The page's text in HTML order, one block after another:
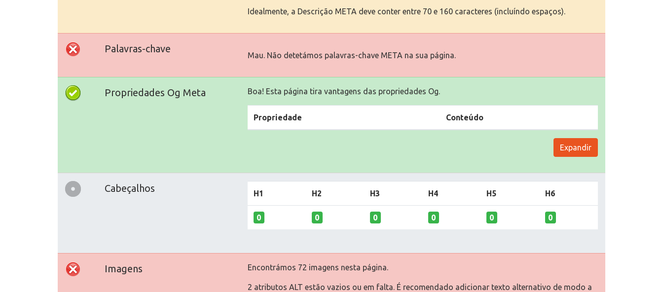
Idealmente, a Descrição META deve conter entre 70 e 160 caracteres (incluíndo espaços).
Palavras-chave
Mau. Não detetámos palavras-chave META na sua página.
Propriedades Og Meta Boa! Esta página tira vantagens das propriedades Og.
Propriedade Conteúdo
Expandir
Cabeçalhos H1 H2 H3 H4 H5 H6
0 0 0 0 0 0
Imagens Encontrámos 72 imagens nesta página.
2 atributos ALT estão vazios ou em falta. É recomendado adicionar texto alternativo de modo a